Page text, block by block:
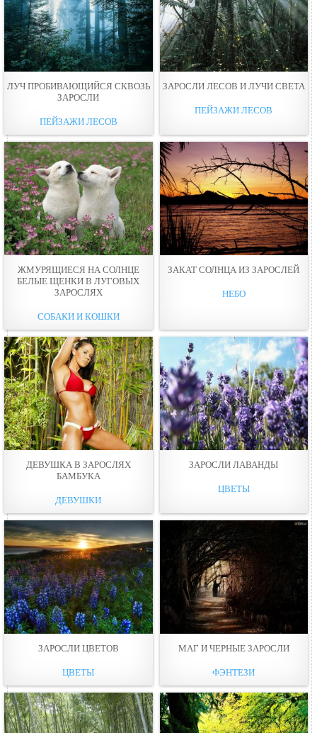
ЛУЧ ПРОБИВАЮЩИЙСЯ СКВОЗЬ
ЗАРОСЛИ
ПЕЙЗАЖИ ЛЕСОВ
ЗАРОСЛИ ЛЕСOВ И ЛУЧИ СВЕТА
ПЕЙЗАЖИ ЛЕСОВ
ЖМУРЯЩИЕСЯ НА СОЛНЦЕ
БЕЛЫЕ ЩЕНКИ В ЛУГОВЫХ
ЗАРОСЛЯХ
СОБАКИ И КОШКИ
ЗАКАТ СОЛНЦА ИЗ ЗАРОСЛЕЙ
НЕБО
ДЕВУШКА В ЗАРОСЛЯХ
БАМБУКА
ДЕВУШКИ
ЗАРОСЛИ ЛАВАНДЫ
ЦВЕТЫ
ЗАРОСЛИ ЦВЕТОВ
ЦВЕТЫ
МАГ И ЧЕРНЫЕ ЗАРОСЛИ
ФЭНТЕЗИ